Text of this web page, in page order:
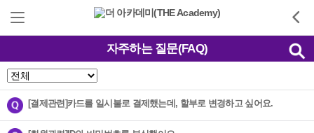
자주하는 질문(FAQ)
[결제관련]카드를 일시불로 결제했는데, 할부로 변경하고 싶어요.